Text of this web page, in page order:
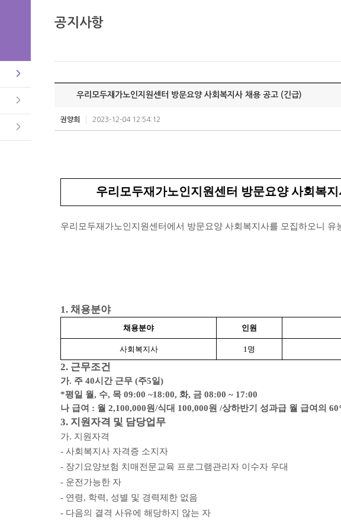
공지사항
우리모두재가노인지원센터 방문요양 사회복지사 채용 공고 (긴급)
권양희 2023-12-04 12:54:12
우리모두재가노인지원센터 방문요양 사회복
우리모두재가노인지원센터에서 방문요양 사회복지사를 모집하오니
1. 채용분야
채용분야 인원
사회복지사 1명
2. 근무조건
가. 주 40시간 근무 (주5일)
*평일 월, 수, 목 09:00 ~18:00, 화, 금 08:00 ~ 17:00
나 급여 : 월 2,100,000원/식대 100,000원 /상하반기 성과급 월 급여의
3. 지원자격 및 담당업무
가. 지원자격
- 사회복지사 자격증 소지자
- 장기요양보험 치매전문교육 프로그램관리자 이수자 우대
- 운전가능한 자
- 연령, 학력, 성별 및 경력제한 없음
- 다음의 결격 사유에 해당하지 않는 자